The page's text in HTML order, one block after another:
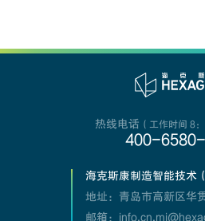
热线电话 （工作时间 8
400-
海克斯康制造智能技术
地址：青岛市高新区华
邮箱：